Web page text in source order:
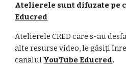
Atelierele sunt difuzate pe
Educred
Atelierele CRED care s-au
alte resurse video, le găsiți
canalul YouTube Educred.